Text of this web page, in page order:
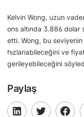
Kelvin Wong, uzun
ons altında 3.886
etti. Wong, bu seviyenin
hızlanabileceğini ve
gerileyebileceğini
Paylaş